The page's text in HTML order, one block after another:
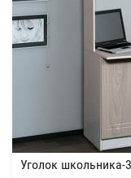
Уголок школьника-3